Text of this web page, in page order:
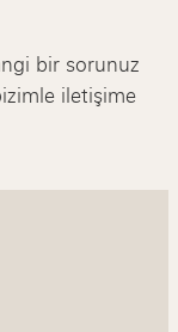
bir sorunuz
iletişime